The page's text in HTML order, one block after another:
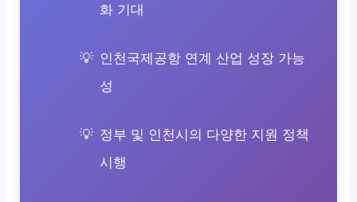
화 기대
인천국제공항 연계 산업 성장 가능
성
정부 및 인천시의 다양한 지원 정책
시행